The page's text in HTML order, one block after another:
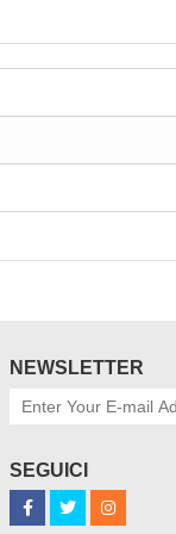
NEWSLETTER
SEGUICI